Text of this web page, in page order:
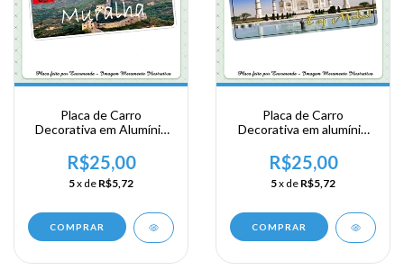
Placa de Carro
Decorativa em Alumínio
Viagem a China - Muralha
da China
R$25,00
5x de R$5,72
COMPRAR
Placa de Carro
Decorativa em alumínio
Meridional - India -Taj
Mahal
R$25,00
5x de R$5,72
COMPRAR